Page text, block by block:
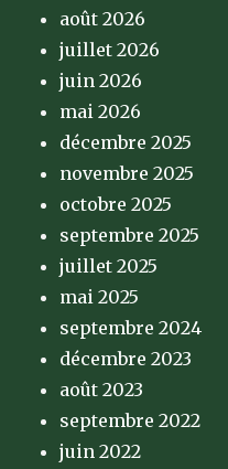
août 2026
juillet 2026
juin 2026
mai 2026
décembre 2025
novembre 2025
octobre 2025
septembre 2025
juillet 2025
mai 2025
septembre 2024
décembre 2023
août 2023
septembre 2022
juin 2022